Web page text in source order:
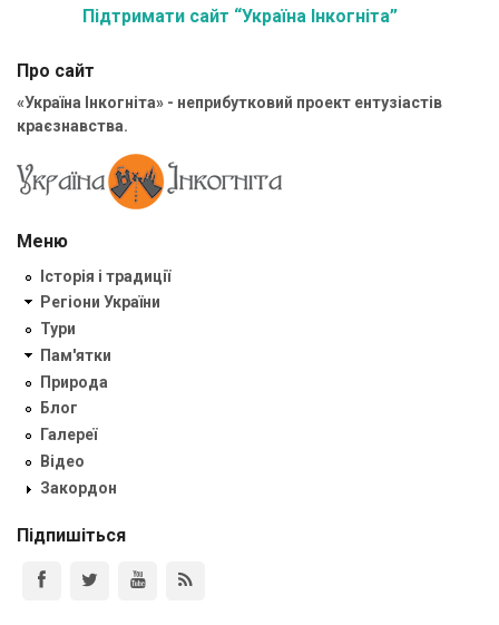
Підтримати сайт “Україна Інкогніта”
Про сайт
«Україна Інкогніта» - неприбутковий проект ентузіастів
краєзнавства.
Меню
Історія і традиції
Регіони України
Тури
Пам'ятки
Природа
Блог
Галереї
Відео
Закордон
Підпишіться